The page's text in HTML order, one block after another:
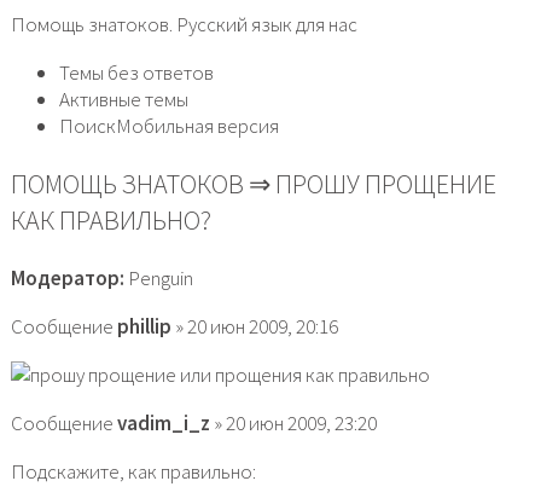
Помощь знатоков. Русский язык для нас
Темы без ответов
Активные темы
ПоискМобильная версия
ПОМОЩЬ ЗНАТОКОВ ⇒ ПРОШУ ПРОЩЕНИЕ
КАК ПРАВИЛЬНО?
Модератор: Penguin
Сообщение phillip » 20 июн 2009, 20:16
Сообщениеvadim_i_z » 20 июн 2009, 23:20
Подскажите, как правильно: